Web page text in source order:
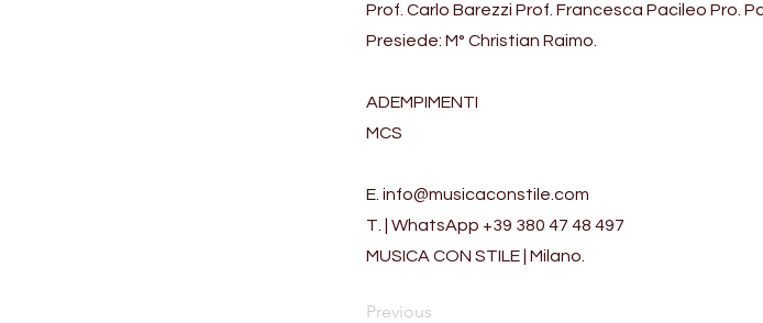
Prof. Carlo Barezzi Prof. Francesca Pacileo Pro.
Presiede: M° Christian Raimo.
ADEMPIMENTI
MCS
E. info@musicaconstile.com
T. | WhatsApp +39 380 47 48 497
MUSICA CON STILE | Milano.
Previous